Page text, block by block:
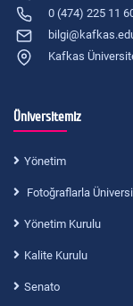
0 (474) 225 11
Kafkas
Üniversitemiz
Yönetim
Fotoğraflarla
Yönetim Kurulu
Kalite Kurulu
Senato